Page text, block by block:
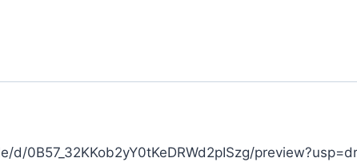
0B57_32KKob2yY0tKeDRWd2pISzg/